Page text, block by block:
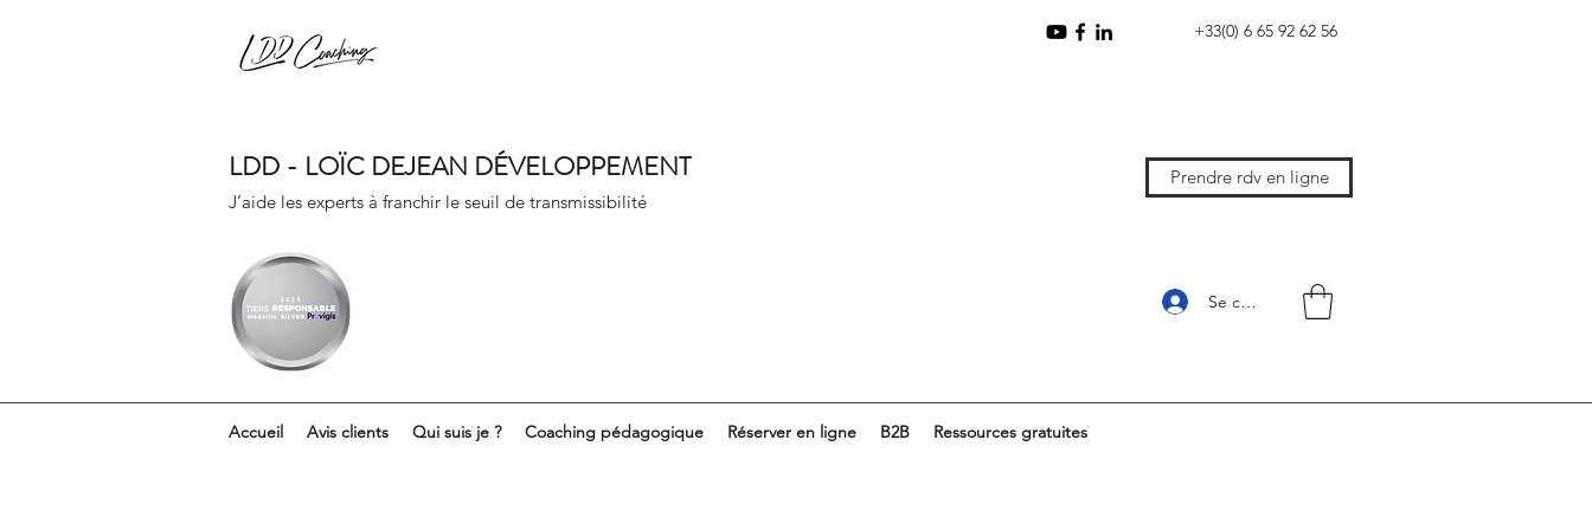
LDD - LOÏC DEJEAN DÉVELOPPEMENT
J’aide les experts à franchir le seuil de transmissibilité
+33(0) 6 65 92 62 56
Prendre rdv en ligne
Se connecter
Accueil Avis clients Qui suis je ? Coaching pédagogique Réserver en ligne B2B Ressources gratuites